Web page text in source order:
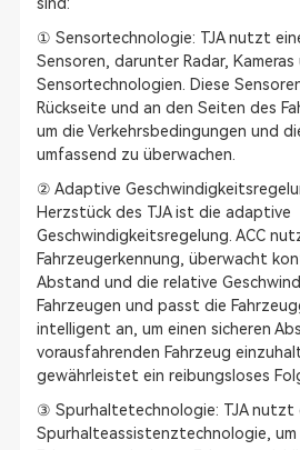
① Sensortechnologie: TJA nutzt
Sensoren, darunter Radar,
Sensortechnologien. Diese
Rückseite und an den Seiten des
um die Verkehrsbedingungen und
umfassend zu überwachen.
② Adaptive
Herzstück des TJA ist die adaptive
Geschwindigkeitsregelung. ACC
Fahrzeugerkennung, überwacht
Abstand und die relative
Fahrzeugen und passt die
intelligent an, um einen sicheren
vorausfahrenden Fahrzeug
gewährleistet ein reibungsloses
③ Spurhaltetechnologie: TJA nutzt
Spurhalteassistenztechnologie,